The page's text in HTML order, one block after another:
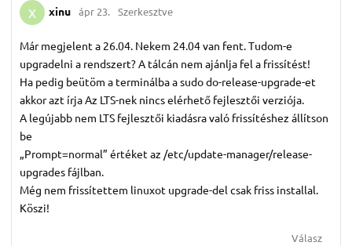
X xinu ápr 23. Szerkesztve
Már megjelent a 26.04. Nekem 24.04 van fent. Tudom-e
upgradelni a rendszert? A tálcán nem ajánlja fel a frissítést!
Ha pedig beütöm a terminálba a sudo do-release-upgrade-et
akkor azt írja Az LTS-nek nincs elérhető fejlesztői verziója.
A legújabb nem LTS fejlesztői kiadásra való frissítéshez állítson
be
„Prompt=normal” értéket az /etc/update-manager/release-
upgrades fájlban.
Még nem frissítettem linuxot upgrade-del csak friss installal.
Köszi!
Válasz